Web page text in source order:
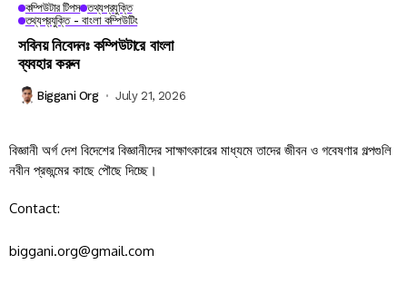
কম্পিউটার টিপস তথ্যপ্রযুক্তি
তথ্যপ্রযুক্তি - বাংলা কম্পিউটিং
সবিনয় নিবেদনঃ কম্পিউটারে বাংলা
ব্যবহার করুন
Biggani Org July 21, 2026
বিজ্ঞানী অর্গ দেশ বিদেশের বিজ্ঞানীদের সাক্ষাৎকারের মাধ্যমে তাদের জীবন ও গবেষণার গল্পগুলি
নবীন প্রজন্মের কাছে পৌছে দিচ্ছে।
Contact:
biggani.org@gmail.com